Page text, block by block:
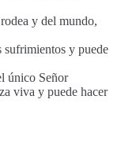
y del mundo,
sufrimientos y puede
único Señor
viva y puede hacer